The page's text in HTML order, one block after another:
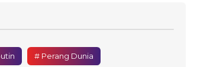
# Perang Dunia